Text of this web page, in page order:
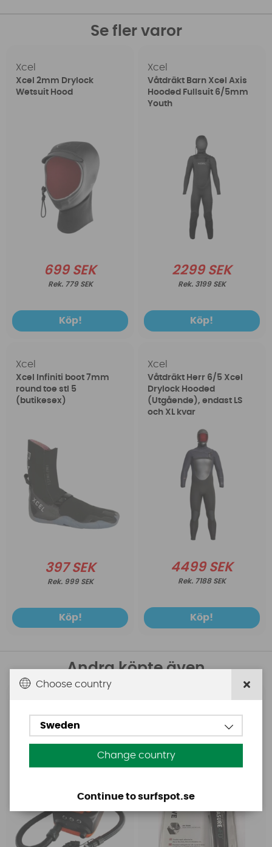
Se fler varor
Xcel
Xcel 2mm Drylock
Wetsuit Hood
699 SEK
779 SEK
Köp!
Xcel
Våtdräkt Barn Xcel Axis
Hooded Fullsuit 6/5mm
Youth
2299 SEK
3199 SEK
Köp!
Xcel
Xcel Infiniti boot 7mm
round toe stl 5
(butikesex)
397 SEK
999 SEK
Köp!
Xcel
Våtdräkt Herr 6/5 Xcel
Drylock Hooded
(Utgående), endast LS
och XL kvar
4499 SEK
7188 SEK
Köp!
Andra köpte även
Base Rechargeable
SUP Pump
Aquasure FD
Choose country
Sweden
Change country
Continue to surfspot.se